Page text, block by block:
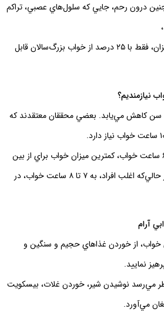
درون رحم، جايي كه سلول‌هاي عصبي، تراكم
٥٠ – ٩٠ درصد است و اين ميزان، فقط با ٢٥ درصد از خواب بزرگ‌سالان قابل
نيازمنديم؟
سن كاهش مي‌يابد. بعضي محققان معتقدند كه
ديگر كارشناسان، معتقدند كه ٦ ساعت خواب، كمترين ميزان خواب براي از بين
بردن حالت خستگي است، در حالي‌كه اغلب افراد، به ٧ تا ٨ ساعت خواب، در
آرام
زمان خواب، از خوردن غذاهاي حجيم و سنگين و
نماييد.
مي‌رسد نوشيدن شير، خوردن غلات، بيسكويت
مي‌آورد.